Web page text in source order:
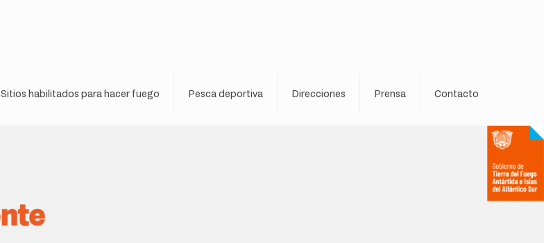
Sitios habilitados para hacer fuego Pesca deportiva Direcciones Prensa Contacto